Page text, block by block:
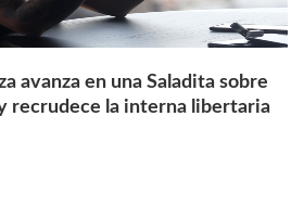
avanza en una Saladita sobre
recrudece la interna libertaria